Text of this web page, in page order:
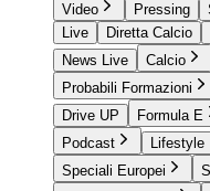
Video Pressing
Live
Diretta Calcio
News Live
Calcio
Probabili Formazioni
Drive UP
Formula E
Podcast
Lifestyle
Speciali Europei